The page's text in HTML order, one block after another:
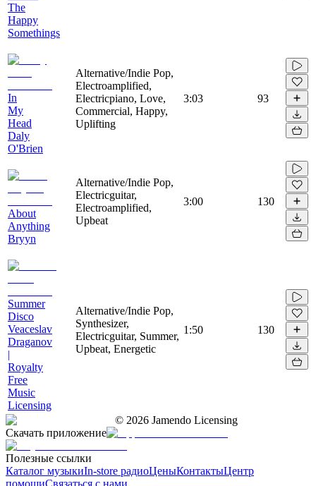
The
Happy
Somethings
In
My
Head
Daly
O'Brien
Alternative/Indie Pop,
Electroamplified,
Electricpiano, Love,
Commercial, Happy,
Uplifting
3:03 93
About
Anything
Bryyn
Alternative/Indie Pop,
Electricguitar,
Electroamplified,
Upbeat
3:00 130
Summer
Disco
Veaceslav
Draganov
|
Royalty
Free
Music
Licensing
Alternative/Indie Pop,
Synthesizer,
Electricguitar, Summer,
Upbeat, Energetic
1:50 130
© 2026 Jamendo Licensing
Скачать приложение
Полезные ссылки
Каталог музыкиIn-store радиоЦеныКонтактыЦентр
помощиСвязаться с нами